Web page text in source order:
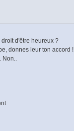
d'être heureux ?
donnes leur ton accord !
Non..